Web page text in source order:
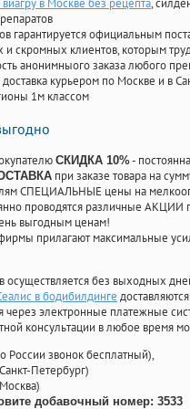
виагру в Москве без рецепта,
гарантируется официальным
и скромных клиентов, которым
анонимныого заказа любого
курьером по Москве и в
1м классом
СКИДКА 10%-
при заказе товара на
СПЕЦИАЛЬНЫЕ цены на
проводятся различные
выгодным ценам!
прилагают максимальные
осуществляется без выходных
в бодибилдинге
через электронные платежные
консультации в любое время
России звонок бесплатный),
Санкт-Петербург)
Москва)
добавочный номер: 3533